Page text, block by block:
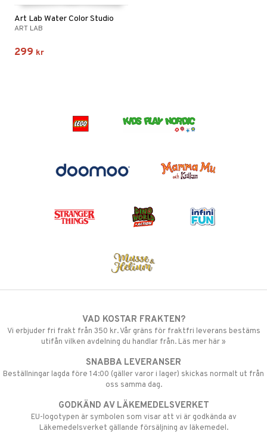
Art Lab Water Color Studio
ART LAB
299 kr
VAD KOSTAR FRAKTEN?
Vi erbjuder fri frakt från 350 kr. Vår gräns för fraktfri leverans bestäms
utifån vilken avdelning du handlar från. Läs mer här »
SNABBA LEVERANSER
Beställningar lagda före 14:00 (gäller varor i lager) skickas normalt ut från
oss samma dag.
GODKÄND AV LÄKEMEDELSVERKET
EU-logotypen är symbolen som visar att vi är godkända av
Läkemedelsverket gällande försäljning av läkemedel.